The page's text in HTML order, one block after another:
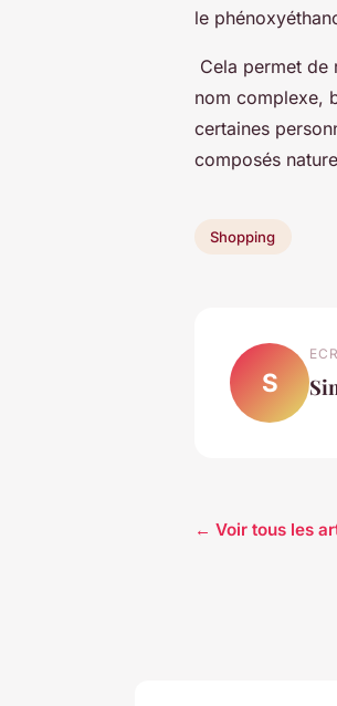
le
Cela permet de
nom complexe,
certaines
composés
Shopping
S
← Voir tous les